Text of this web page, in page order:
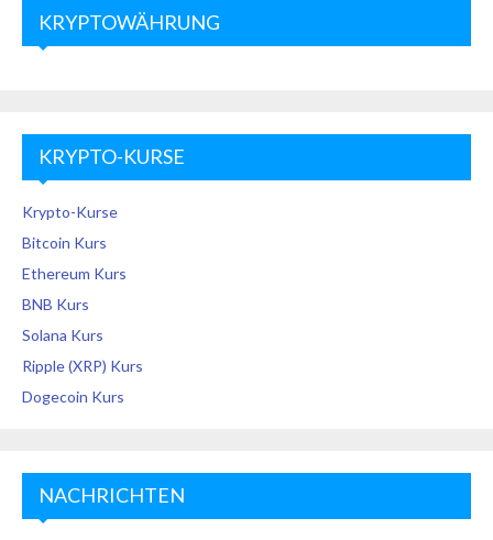
KRYPTOWÄHRUNG
KRYPTO-KURSE
Krypto-Kurse
Bitcoin Kurs
Ethereum Kurs
BNB Kurs
Solana Kurs
Ripple (XRP) Kurs
Dogecoin Kurs
NACHRICHTEN